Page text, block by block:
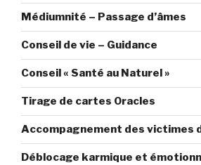
Médiumnité – Passage d’âmes
Conseil de vie – Guidance
Conseil « Santé au Naturel »
Tirage de cartes Oracles
Accompagnement des victimes
Déblocage karmique et